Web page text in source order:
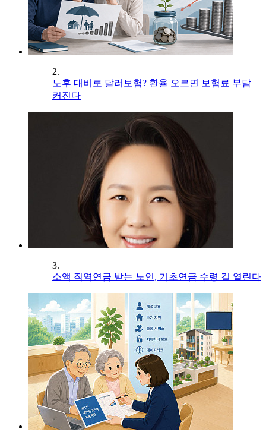
2.
노후 대비로 달러보험? 환율 오르면 보험료 부담
커진다
3.
소액 직역연금 받는 노인, 기초연금 수령 길 열린다